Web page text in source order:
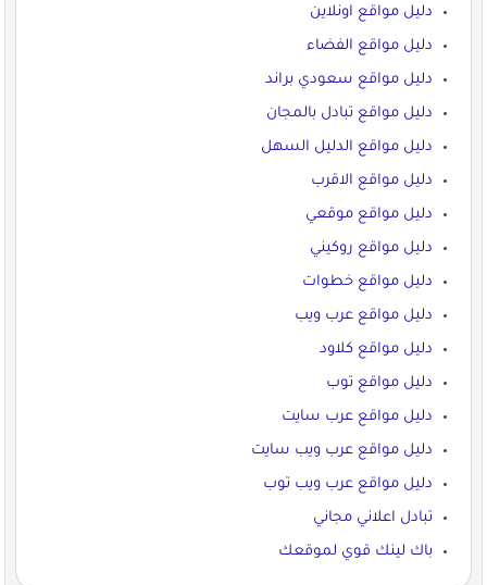
دليل مواقع اونلاين
دليل مواقع الفضاء
دليل مواقع سعودي براند
دليل مواقع تبادل بالمجان
دليل مواقع الدليل السهل
دليل مواقع الاقرب
دليل مواقع موقعي
دليل مواقع روكيني
دليل مواقع خطوات
دليل مواقع عرب ويب
دليل مواقع كلاود
دليل مواقع توب
دليل مواقع عرب سايت
دليل مواقع عرب ويب سايت
دليل مواقع عرب ويب توب
تبادل اعلاني مجاني
باك لينك قوي لموقعك